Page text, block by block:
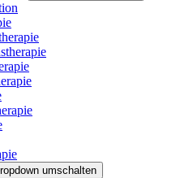
umschalten